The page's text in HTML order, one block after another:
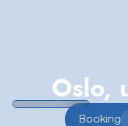
Oslo,
Booking